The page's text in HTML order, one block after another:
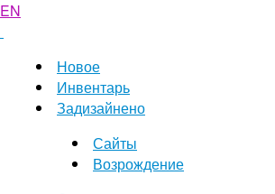
EN
Новое
Инвентарь
Задизайнено
Сайты
Возрождение